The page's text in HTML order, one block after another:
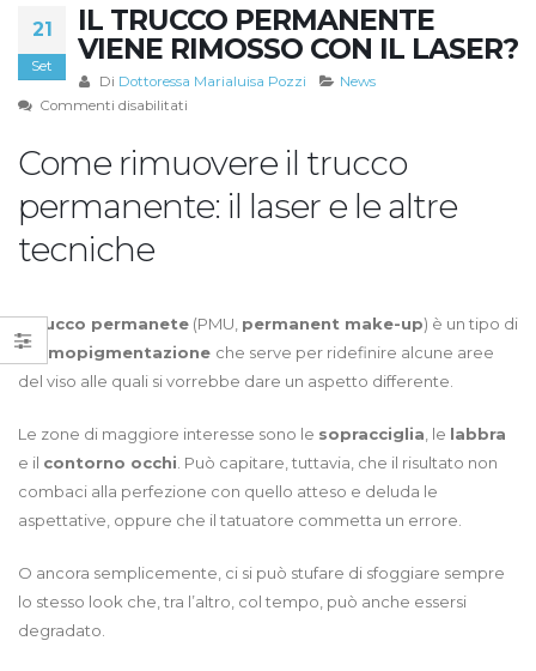
21
Set
IL TRUCCO PERMANENTE
VIENE RIMOSSO CON IL LASER?
Di Dottoressa Marialuisa Pozzi
News
Commenti disabilitatisu
permanente
viene
rimosso
Come rimuovere il trucco
permanente: il laser e le altre
tecniche
Iltrucco permanete (PMU, permanent make-up) è un tipo di
dermopigmentazione che serve per ridefinire alcune aree
del viso alle quali si vorrebbe dare un aspetto differente.
Le zone di maggiore interesse sono le sopracciglia , le labbra
e il contorno occhi . Può capitare, tuttavia, che il risultato non
combaci alla perfezione con quello atteso e deluda le
aspettative, oppure che il tatuatore commetta un errore.
O ancora semplicemente, ci si può stufare di sfoggiare sempre
lo stesso look che, tra l’altro, col tempo, può anche essersi
degradato.